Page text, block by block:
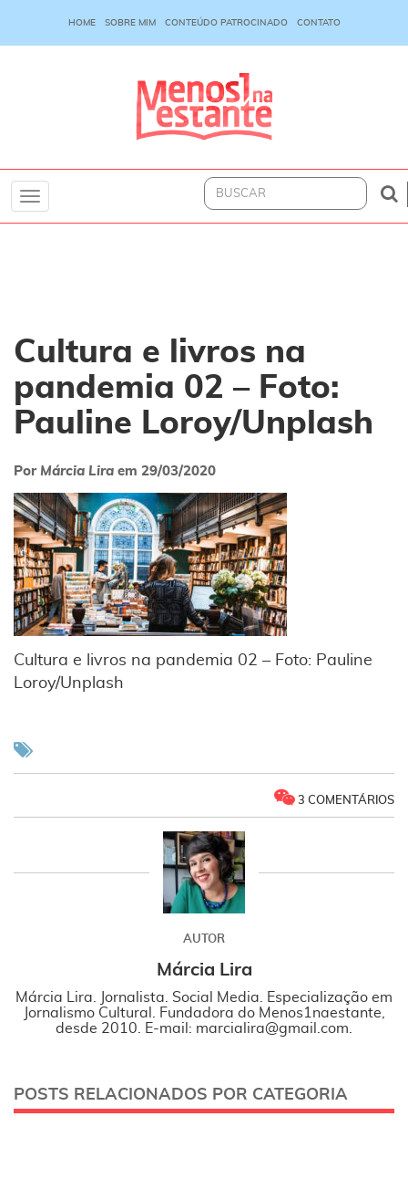
HOME SOBRE MIM CONTEÚDO PATROCINADO CONTATO
Toggle
Cultura e livros na
pandemia 02 – Foto:
Pauline Loroy/Unplash
Por Márcia Lira em 29/03/2020
Cultura e livros na pandemia 02 – Foto: Pauline
Loroy/Unplash
3 COMENTÁRIOS
AUTOR
Márcia Lira
Márcia Lira. Jornalista. Social Media. Especialização em
Jornalismo Cultural. Fundadora do Menos1naestante,
desde 2010. E-mail: marcialira@gmail.com.
POSTS RELACIONADOS POR CATEGORIA